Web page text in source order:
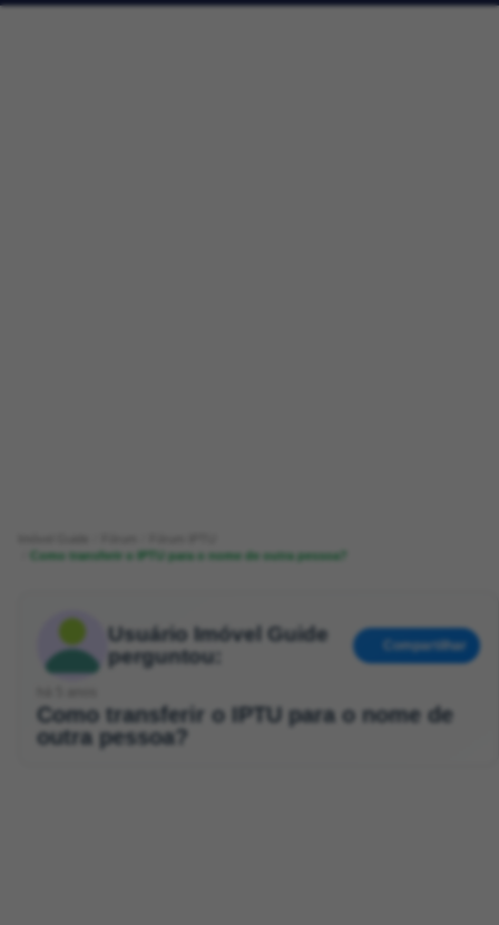
Como transferir o IPTU para o nome de outra pessoa?
Usuário Imóvel Guide
perguntou:
Compartilhar
Como transferir o IPTU para o nome de
outra pessoa?